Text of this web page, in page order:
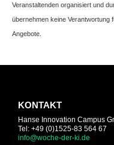
Veranstaltenden organisiert und
übernehmen keine Verantwortung
Angebote.
KONTAKT
Hanse Innovation Campus
Tel: +49 (0)1525-83 564 67
info@woche-der-ki.de